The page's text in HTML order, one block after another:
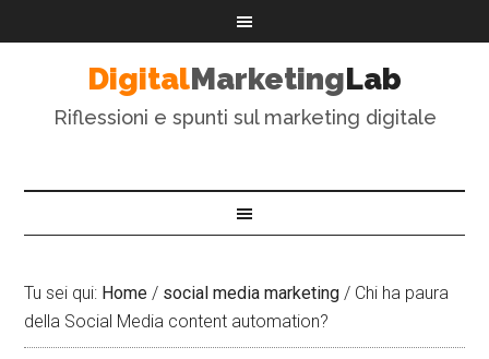
DigitalMarketingLab
Riflessioni e spunti sul marketing digitale
Tu sei qui: Home / social media marketing / Chi ha paura
della Social Media content automation?